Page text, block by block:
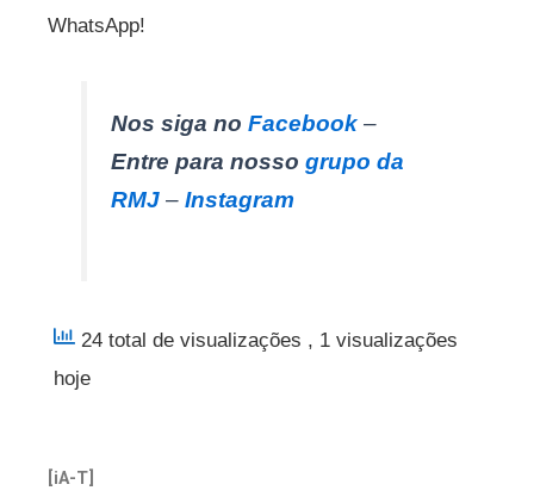
WhatsApp!
Nos siga noFacebook –
Entre para nossogrupo da
RMJ –Instagram
24 total de visualizações , 1 visualizações
hoje
[iA-T]